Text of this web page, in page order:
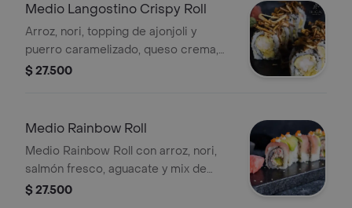
Medio Langostino Crispy Roll
Arroz, nori, topping de ajonjoli y
puerro caramelizado, queso crema,
aguacate y langostinos crispy 5
$ 27.500
Medio Rainbow Roll
Medio Rainbow Roll con arroz, nori,
salmón fresco, aguacate y mix de
cangrejo. Incluye 5 bocados.
$ 27.500